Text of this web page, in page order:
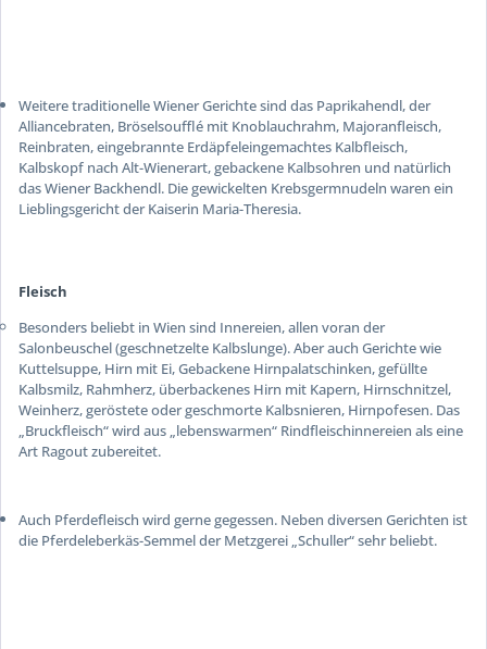
Weitere traditionelle Wiener Gerichte sind das Paprikahendl, der
Alliancebraten, Bröselsoufflé mit Knoblauchrahm, Majoranfleisch,
Reinbraten, eingebrannte Erdäpfeleingemachtes Kalbfleisch,
Kalbskopf nach Alt-Wienerart, gebackene Kalbsohren und natürlich
das Wiener Backhendl. Die gewickelten Krebsgermnudeln waren ein
Lieblingsgericht der Kaiserin Maria-Theresia.
Fleisch
Besonders beliebt in Wien sind Innereien, allen voran der
Salonbeuschel (geschnetzelte Kalbslunge). Aber auch Gerichte wie
Kuttelsuppe, Hirn mit Ei, Gebackene Hirnpalatschinken, gefüllte
Kalbsmilz, Rahmherz, überbackenes Hirn mit Kapern, Hirnschnitzel,
Weinherz, geröstete oder geschmorte Kalbsnieren, Hirnpofesen. Das
„Bruckfleisch“ wird aus „lebenswarmen“ Rindfleischinnereien als eine
Art Ragout zubereitet.
Auch Pferdefleisch wird gerne gegessen. Neben diversen Gerichten ist
die Pferdeleberkäs-Semmel der Metzgerei „Schuller“ sehr beliebt.